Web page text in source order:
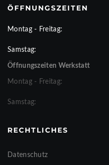
ÖFFNUNGSZEITEN
Montag - Freitag:
Samstag:
Öffnungszeiten Werkstatt
Montag - Freitag:
Samstag:
RECHTLICHES
Datenschutz